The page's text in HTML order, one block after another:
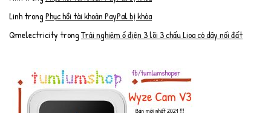
LinhtrongPhục hồi tài khoản PayPal bị khóa
Qmelectricity trongTrải nghiệm ổ điện 3 lõi 3 chấu Lioa có dây nối đất